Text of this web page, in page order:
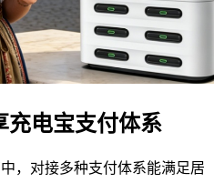
充电宝支付体系
，对接多种支付体系能满足居